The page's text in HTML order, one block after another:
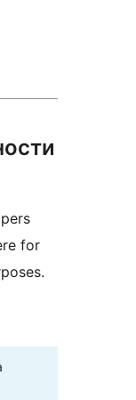
for